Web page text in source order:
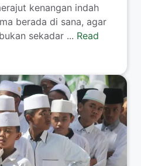
kenangan indah
berada di sana, agar
sekadar ... Read